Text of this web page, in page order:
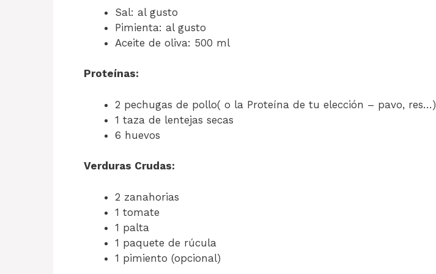
Sal: al gusto
Pimienta: al gusto
Aceite de oliva: 500 ml
Proteínas:
2 pechugas de pollo( o la Proteína de tu elección – pavo, res…)
1 taza de lentejas secas
6 huevos
Verduras Crudas:
2 zanahorias
1 tomate
1 palta
1 paquete de rúcula
1 pimiento (opcional)